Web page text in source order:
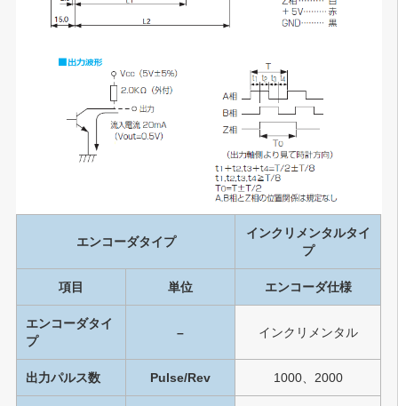
エンコーダタイプ
インクリメンタルタイ
プ
項目 単位 エンコーダ仕様
エンコーダタイ
プ
– インクリメンタル
出力パルス数 Pulse/Rev 1000、2000